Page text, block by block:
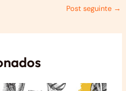
Post seguinte →